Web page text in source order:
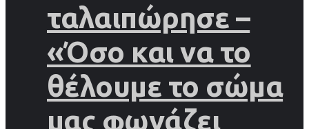
ταλαιπώρησε –
«Όσο και να το
θέλουμε το σώμα
μας φωνάζει